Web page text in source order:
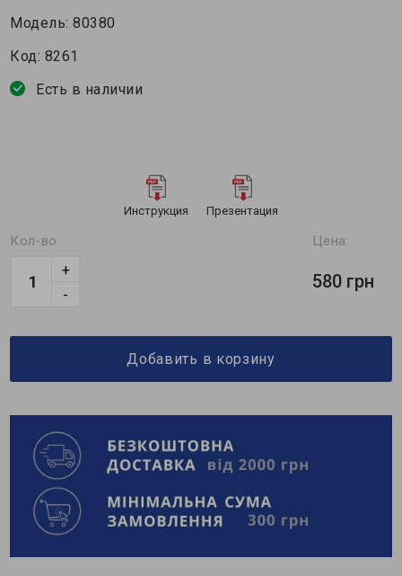
Модель:80380
Код: 8261
Есть в наличии
Инструкция Презентация
Кол-во
-
+
Цена:
580 грн
Добавить в корзину